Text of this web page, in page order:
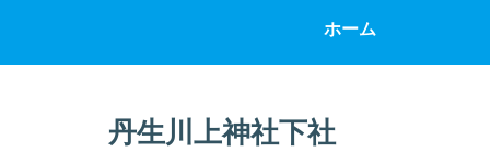
ホーム
丹生川上神社下社